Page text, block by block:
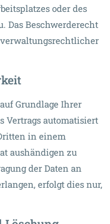
oder des
Das Beschwerderecht
Grundlage Ihrer
automatisiert
in einem
aushändigen zu
der Daten an
erfolgt dies nur,